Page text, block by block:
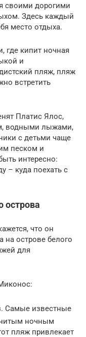
своими дорогими
Здесь каждый
место отдыха.
где кипит ночная
и
пляж, пляж
встретить
Платис Ялос,
водными лыжами,
с детьми чаще
песком и
интересно:
– куда поехать с
острова
что он
на острове белого
для
Самые известные
ночным
пляж привлекает